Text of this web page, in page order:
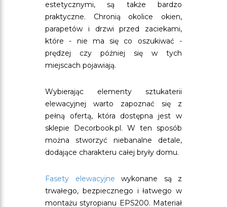
estetycznymi, są także bardzo
praktyczne. Chronią okolice okien,
parapetów i drzwi przed zaciekami,
które - nie ma się co oszukiwać -
prędzej czy później się w tych
miejscach pojawiają.
Wybierając elementy sztukaterii
elewacyjnej warto zapoznać się z
pełną ofertą, która dostępna jest w
sklepie Decorbook.pl. W ten sposób
można stworzyć niebanalne detale,
dodające charakteru całej bryły domu.
Fasety elewacyjne wykonane są z
trwałego, bezpiecznego i łatwego w
montażu styropianu EPS200. Materiał